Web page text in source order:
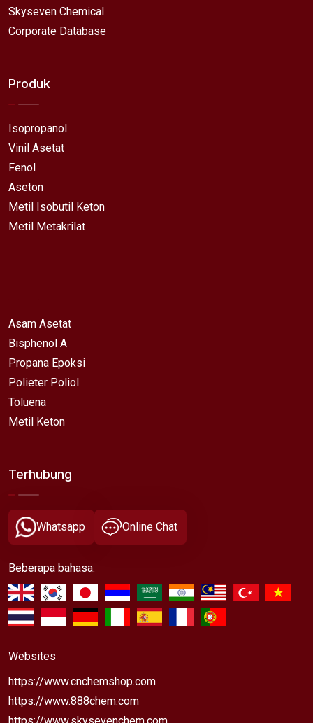
Skyseven Chemical
Corporate Database
Produk
Isopropanol
Vinil Asetat
Fenol
Aseton
Metil Isobutil Keton
Metil Metakrilat
Asam Asetat
Bisphenol A
Propana Epoksi
Polieter Poliol
Toluena
Metil Keton
Terhubung
Whatsapp Online Chat
Beberapa bahasa:
Websites
https://www.cnchemshop.com
https://www.888chem.com